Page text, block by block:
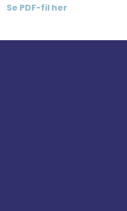
Se PDF-fil her​